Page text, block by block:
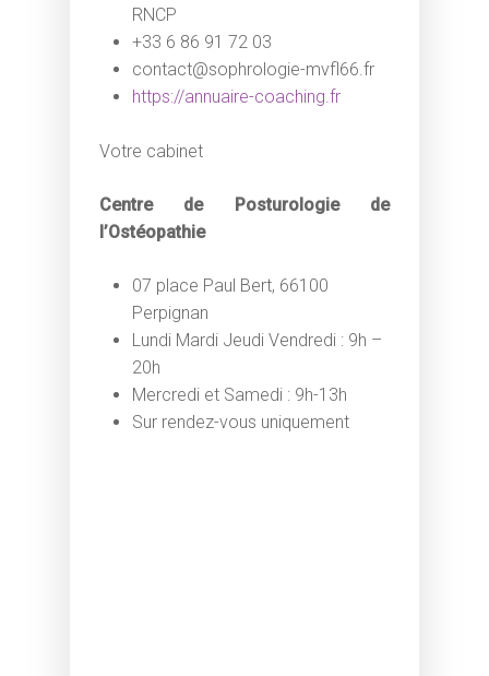
RNCP
+33 6 86 91 72 03
contact@sophrologie-mvfl66.fr
https://annuaire-coaching.fr
Votre cabinet
Centre de Posturologie de
l’Ostéopathie
07 place Paul Bert, 66100
Perpignan
Lundi Mardi Jeudi Vendredi : 9h –
20h
Mercredi et Samedi : 9h-13h
Sur rendez-vous uniquement